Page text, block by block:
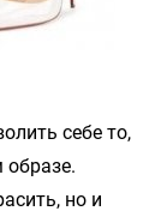
себе то,
образе.
но и